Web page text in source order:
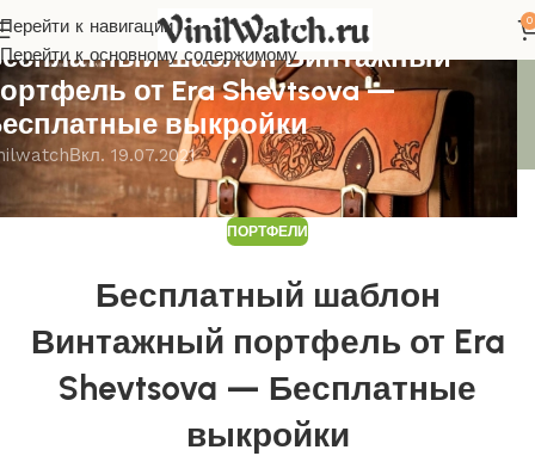
Перейти к навигации
Перейти к основному содержимому
0
шаблон Винтажный
от Era Shevtsova —
выкройки
Вкл. 19.07.2021
ПОРТФЕЛИ
Бесплатный шаблон
Винтажный портфель от Era
Shevtsova — Бесплатные
выкройки